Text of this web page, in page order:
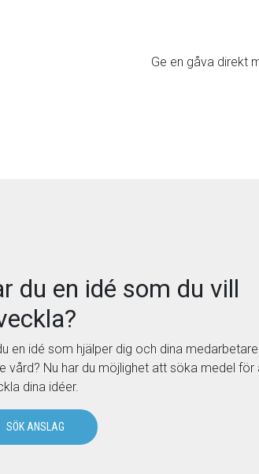
Ge en gåva direkt
du en idé som du vill
en idé som hjälper dig och dina
vård? Nu har du möjlighet att söka medel för
dina idéer.
SÖK ANSLAG